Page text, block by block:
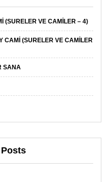
(SURELER VE CAMILER – 4)
CAMI (SURELER VE CAMILER
SANA